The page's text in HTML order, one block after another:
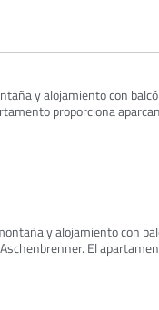
y alojamiento con
proporciona
y alojamiento con
El